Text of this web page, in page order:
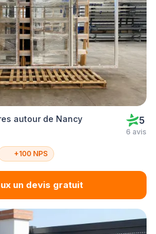
autour de Nancy 5
6 avis
+100 NPS
un devis gratuit